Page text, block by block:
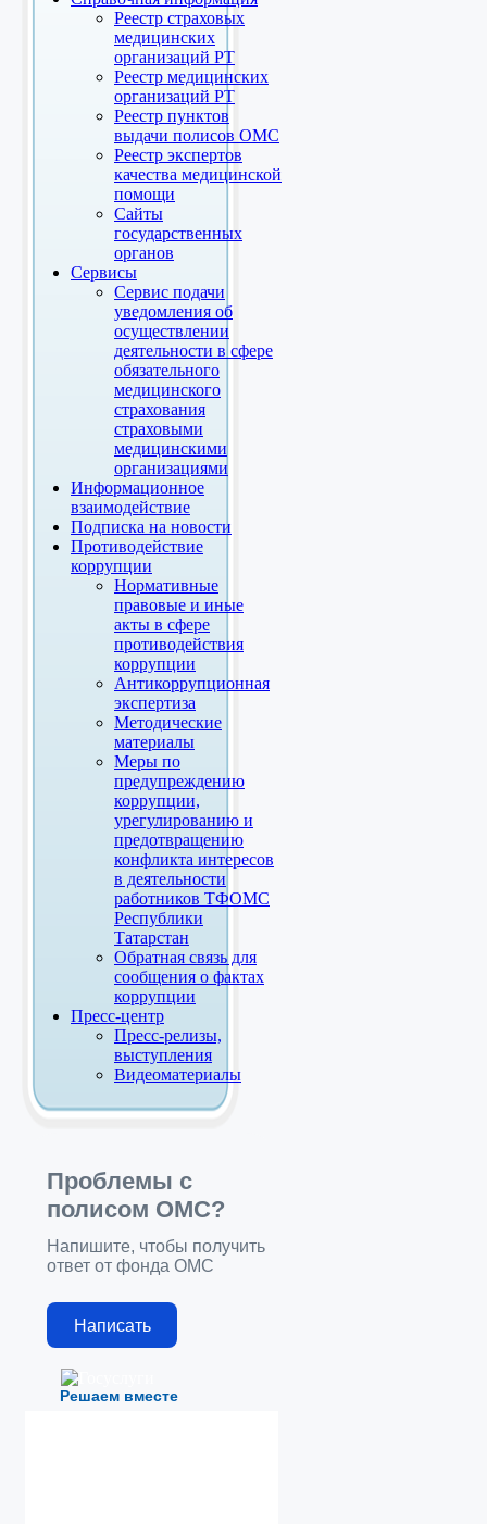
Реестр страховых
медицинских
организаций РТ
Реестр медицинских
организаций РТ
Реестр пунктов
выдачи полисов ОМС
Реестр экспертов
качества медицинской
помощи
Сайты
государственных
органов
Сервисы
Сервис подачи
уведомления об
осуществлении
деятельности в сфере
обязательного
медицинского
страхования
страховыми
медицинскими
организациями
Информационное
взаимодействие
Подписка на новости
Противодействие
коррупции
Нормативные
правовые и иные
акты в сфере
противодействия
коррупции
Антикоррупционная
экспертиза
Методические
материалы
Меры по
предупреждению
коррупции,
урегулированию и
предотвращению
конфликта интересов
в деятельности
работников ТФОМС
Республики
Татарстан
Обратная связь для
сообщения о фактах
коррупции
Пресс-центр
Пресс-релизы,
выступления
Видеоматериалы
Решаем вместе
Проблемы с
полисом ОМС?
Напишите, чтобы получить
ответ от фонда ОМС
Написать